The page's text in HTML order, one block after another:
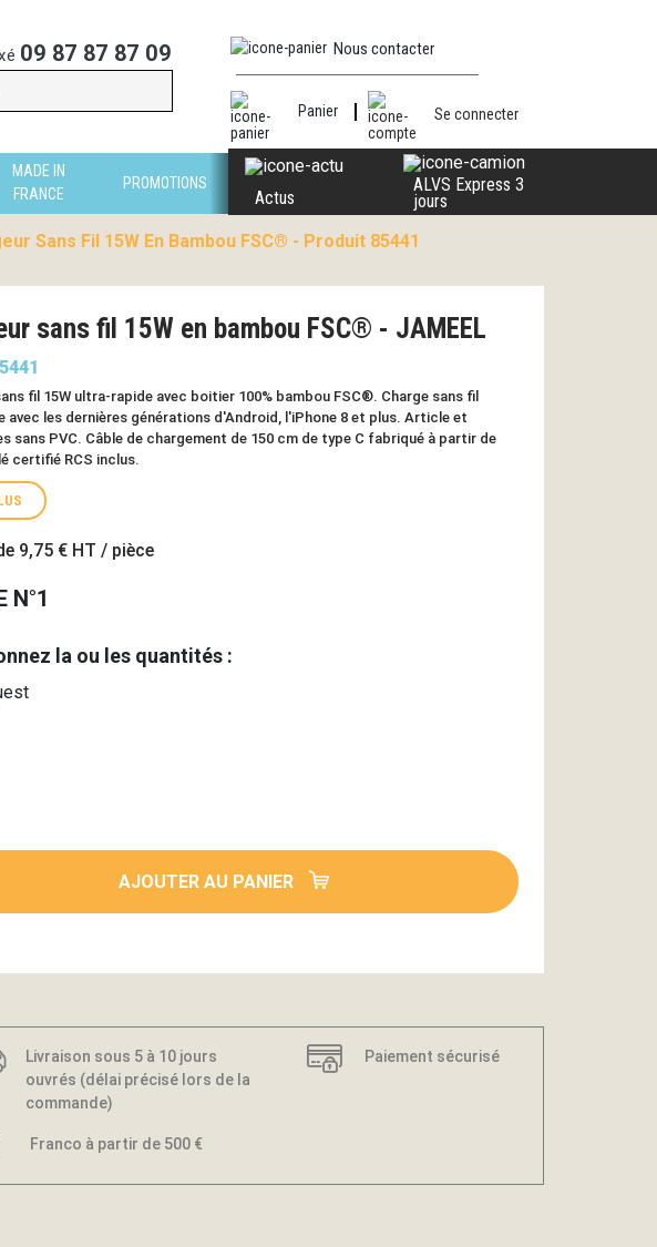
09 87 87 87 09 Nous contacter
Panier Se connecter
MADE IN
FRANCE
PROMOTIONS
Actus
ALVS Express 3
jours
Sans Fil 15W En Bambou FSC® - Produit 85441
sans fil 15W en bambou FSC® - JAMEEL
fil 15W ultra-rapide avec boitier 100% bambou FSC®. Charge sans fil
avec les dernières générations d'Android, l'iPhone 8 et plus. Article et
sans PVC. Câble de chargement de 150 cm de type C fabriqué à partir de
certifié RCS inclus.
9,75 € HT / pièce
N°1
la ou les quantités :
AJOUTER AU PANIER
Livraison sous 5 à 10 jours
ouvrés (délai précisé lors de la
commande)
Paiement sécurisé
Franco à partir de 500 €